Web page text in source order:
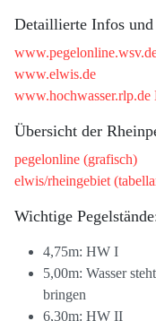
Detaillierte Infos und
www.elwis.de
www.hochwasser.rlp.de
Übersicht der
pegelonline (grafisch)
elwis/rheingebiet
Wichtige
4,75m: HW I
5,00m: Wasser
bringen
6,30m: HW II